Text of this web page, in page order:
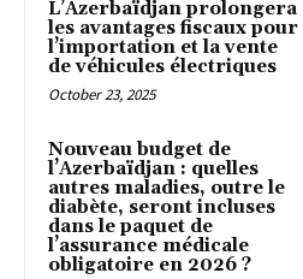
L’Azerbaïdjan prolongera
les avantages fiscaux pour
l’importation et la vente
de véhicules électriques
October 23, 2025
Nouveau budget de
l’Azerbaïdjan : quelles
autres maladies, outre le
diabète, seront incluses
dans le paquet de
l’assurance médicale
obligatoire en 2026 ?